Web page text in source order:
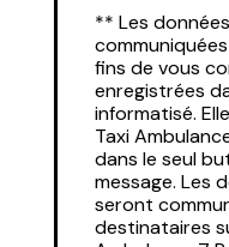
** Les
fins de vous
enregistrées
informatisé.
Taxi
dans le seul
message. Les
seront
destinataires